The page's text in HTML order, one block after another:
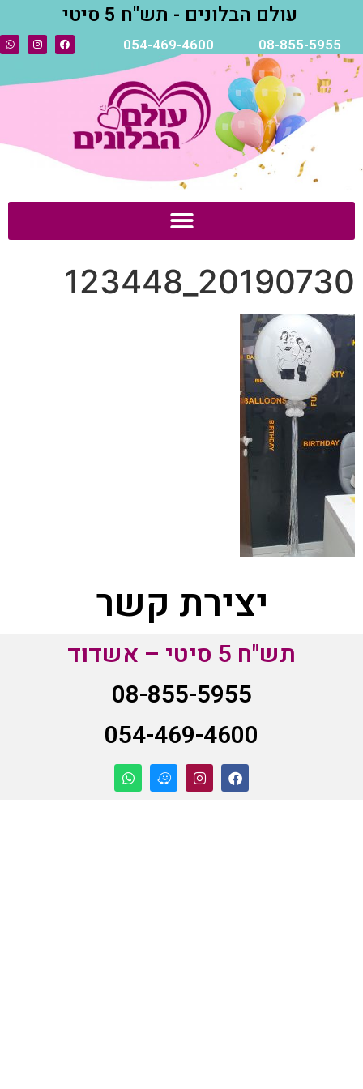
עולם הבלונים - תש"ח 5 סיטי
08-855-5955
054-469-4600
20190730_123448
יצירת קשר
תש"ח 5 סיטי – אשדוד
08-855-5955
054-469-4600